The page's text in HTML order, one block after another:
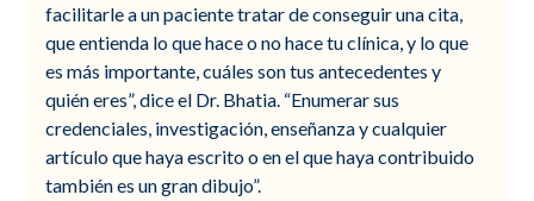
facilitarle a un paciente tratar de conseguir una cita,
que entienda lo que hace o no hace tu clínica, y lo que
es más importante, cuáles son tus antecedentes y
quién eres”, dice el Dr. Bhatia. “Enumerar sus
credenciales, investigación, enseñanza y cualquier
artículo que haya escrito o en el que haya contribuido
también es un gran dibujo”.